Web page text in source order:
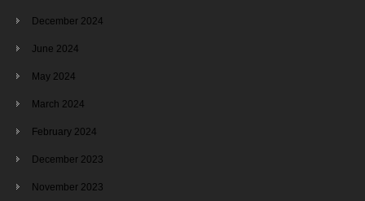
December 2024
June 2024
May 2024
March 2024
February 2024
December 2023
November 2023